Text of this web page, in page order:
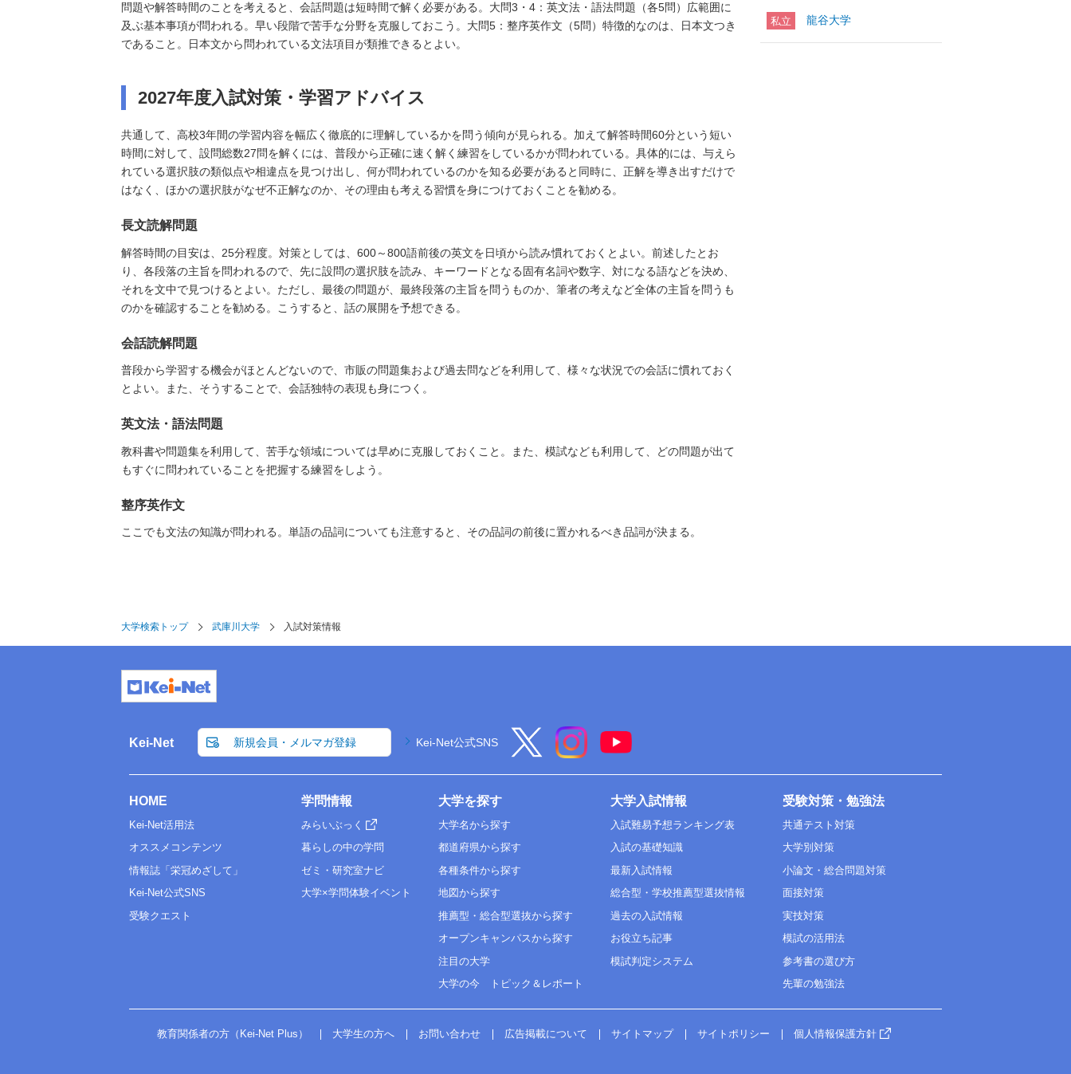
問題や解答時間のことを考えると、会話問題は短時間で解く必要がある。大問3・4：英文法・語法問題（各5問）広範囲に
及ぶ基本事項が問われる。早い段階で苦手な分野を克服しておこう。大問5：整序英作文（5問）特徴的なのは、日本文つき
であること。日本文から問われている文法項目が類推できるとよい。
2027年度入試対策・学習アドバイス
共通して、高校3年間の学習内容を幅広く徹底的に理解しているかを問う傾向が見られる。加えて解答時間60分という短い
時間に対して、設問総数27問を解くには、普段から正確に速く解く練習をしているかが問われている。具体的には、与えら
れている選択肢の類似点や相違点を見つけ出し、何が問われているのかを知る必要があると同時に、正解を導き出すだけで
はなく、ほかの選択肢がなぜ不正解なのか、その理由も考える習慣を身につけておくことを勧める。
長文読解問題
解答時間の目安は、25分程度。対策としては、600～800語前後の英文を日頃から読み慣れておくとよい。前述したとお
り、各段落の主旨を問われるので、先に設問の選択肢を読み、キーワードとなる固有名詞や数字、対になる語などを決め、
それを文中で見つけるとよい。ただし、最後の問題が、最終段落の主旨を問うものか、筆者の考えなど全体の主旨を問うも
のかを確認することを勧める。こうすると、話の展開を予想できる。
会話読解問題
普段から学習する機会がほとんどないので、市販の問題集および過去問などを利用して、様々な状況での会話に慣れておく
とよい。また、そうすることで、会話独特の表現も身につく。
英文法・語法問題
教科書や問題集を利用して、苦手な領域については早めに克服しておくこと。また、模試なども利用して、どの問題が出て
もすぐに問われていることを把握する練習をしよう。
整序英作文
ここでも文法の知識が問われる。単語の品詞についても注意すると、その品詞の前後に置かれるべき品詞が決まる。
私立 龍谷大学
大学検索トップ 武庫川大学 入試対策情報
Kei-Net 新規会員・メルマガ登録 Kei-Net公式SNS
HOME
Kei-Net活用法
オススメコンテンツ
情報誌「栄冠めざして」
Kei-Net公式SNS
受験クエスト
学問情報
みらいぶっく
暮らしの中の学問
ゼミ・研究室ナビ
大学×学問体験イベント
大学を探す
大学名から探す
都道府県から探す
各種条件から探す
地図から探す
推薦型・総合型選抜から探す
オープンキャンパスから探す
注目の大学
大学の今 トピック＆レポート
大学入試情報
入試難易予想ランキング表
入試の基礎知識
最新入試情報
総合型・学校推薦型選抜情報
過去の入試情報
お役立ち記事
模試判定システム
受験対策・勉強法
共通テスト対策
大学別対策
小論文・総合問題対策
面接対策
実技対策
模試の活用法
参考書の選び方
先輩の勉強法
教育関係者の方（Kei-Net Plus） 大学生の方へ お問い合わせ 広告掲載について サイトマップ サイトポリシー 個人情報保護方針